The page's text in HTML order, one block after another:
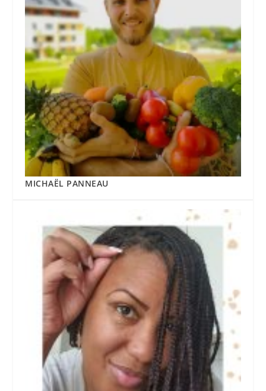
MICHAËL PANNEAU